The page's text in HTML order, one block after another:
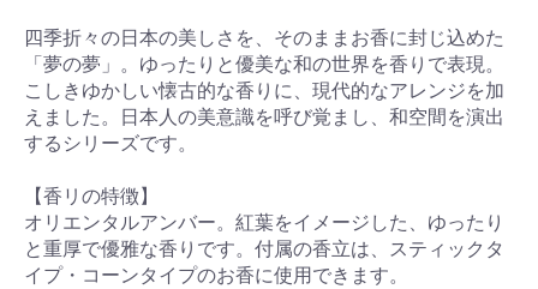
四季折々の日本の美しさを、そのままお香に封じ込めた
「夢の夢」。ゆったりと優美な和の世界を香りで表現。
こしきゆかしい懐古的な香りに、現代的なアレンジを加
えました。日本人の美意識を呼び覚まし、和空間を演出
するシリーズです。
【香リの特徴】
オリエンタルアンバー。紅葉をイメージした、ゆったり
と重厚で優雅な香りです。付属の香立は、スティックタ
イプ・コーンタイプのお香に使用できます。